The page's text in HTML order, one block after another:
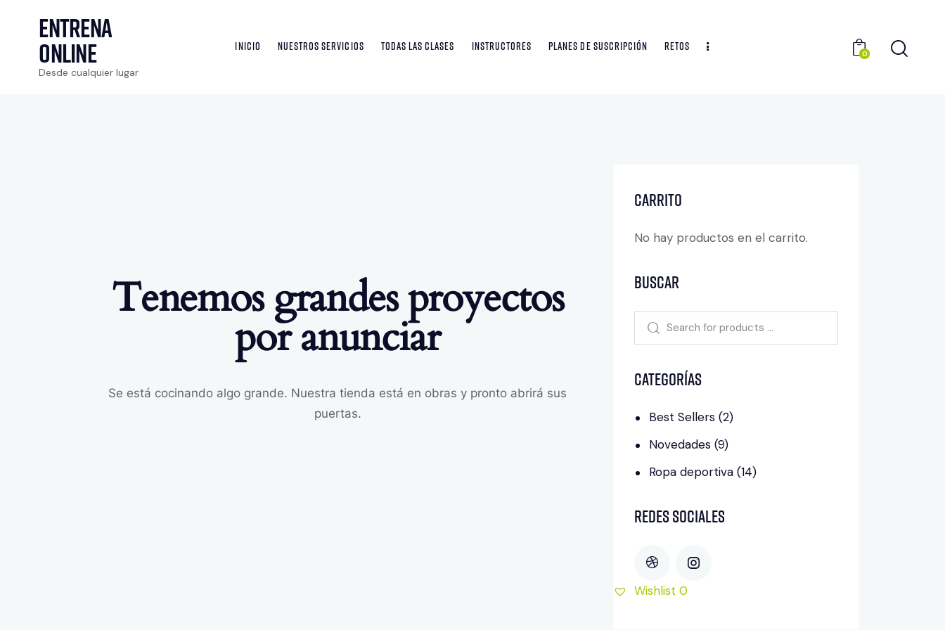
Entrena
Online
Desde cualquier lugar
INICIO NUESTROS SERVICIOS TODAS LAS CLASES INSTRUCTORES PLANES DE SUSCRIPCIÓN Retos
0
Tenemos grandes proyectos
por anunciar
Se está cocinando algo grande. Nuestra tienda está en obras y pronto abrirá sus
puertas.
CARRITO
No hay productos en el carrito.
Buscar
SEARCH
Categorías
Best Sellers (2)
Novedades (9)
Ropa deportiva (14)
Redes sociales
Wishlist 0